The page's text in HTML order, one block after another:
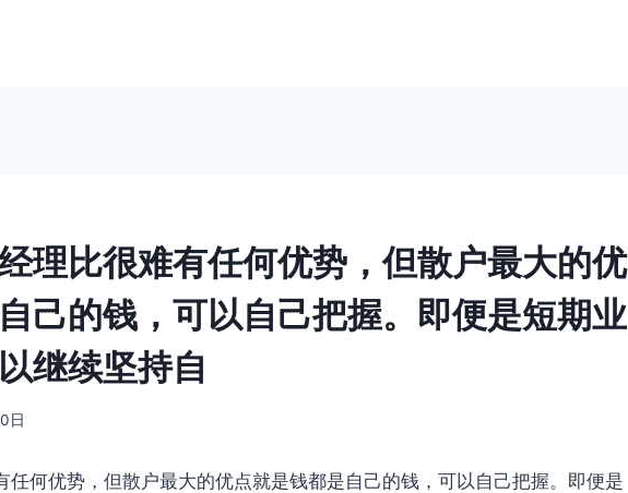
理比很难有任何优势，但散户最大的优
己的钱，可以自己把握。即便是短期业
继续坚持自
日
任何优势，但散户最大的优点就是钱都是自己的钱，可以自己把握。即便是